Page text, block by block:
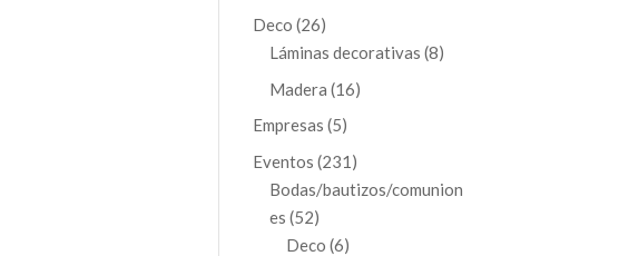
Deco 2626
productos
Láminas decorativas 88
Madera 1616
Empresas 55
productos
Eventos 231 231
productos
Bodas/bautizos/comunion
es 5252
productos
Deco 66